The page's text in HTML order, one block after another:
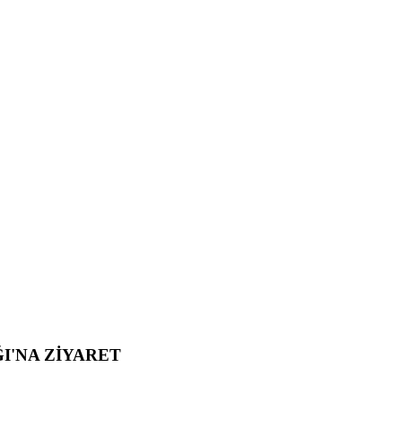
ZİYARET